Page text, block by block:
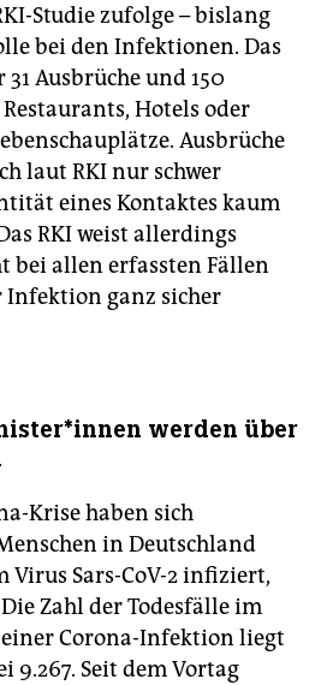
Studie zufolge – bislang
bei den Infektionen. Das
Ausbrüche und 150
Hotels oder
Ausbrüche
laut RKI nur schwer
eines Kontaktes kaum
RKI weist allerdings
bei allen erfassten Fällen
Infektion ganz sicher
werden über
Krise haben sich
in Deutschland
Virus Sars-CoV-2 infiziert,
Zahl der Todesfälle im
Corona-Infektion liegt
9.267. Seit dem Vortag